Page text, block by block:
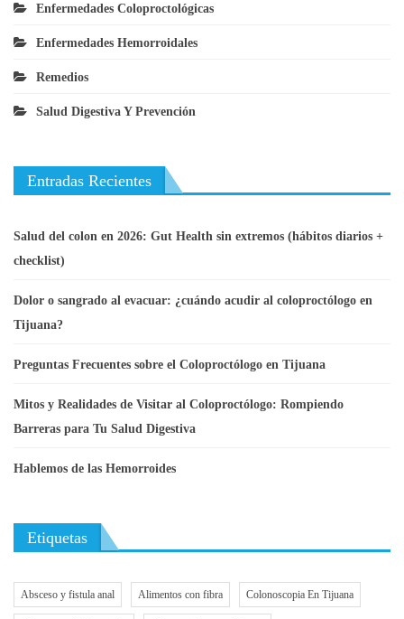
Enfermedades Coloproctológicas
Enfermedades Hemorroidales
Remedios
Salud Digestiva Y Prevención
Entradas Recientes
Salud del colon en 2026: Gut Health sin extremos (hábitos diarios +
checklist)
Dolor o sangrado al evacuar: ¿cuándo acudir al coloproctólogo en
Tijuana?
Preguntas Frecuentes sobre el Coloproctólogo en Tijuana
Mitos y Realidades de Visitar al Coloproctólogo: Rompiendo
Barreras para Tu Salud Digestiva
Hablemos de las Hemorroides
Etiquetas
Absceso y fistula anal Alimentos con fibra Colonoscopia En Tijuana